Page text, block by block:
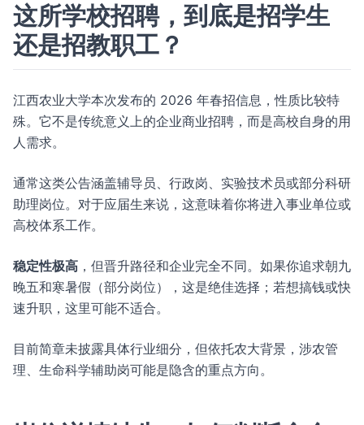
这所学校招聘，到底是招学生
还是招教职工？
江西农业大学本次发布的 2026 年春招信息，性质比较特
殊。它不是传统意义上的企业商业招聘，而是高校自身的用
人需求。
通常这类公告涵盖辅导员、行政岗、实验技术员或部分科研
助理岗位。对于应届生来说，这意味着你将进入事业单位或
高校体系工作。
稳定性极高 ，但晋升路径和企业完全不同。如果你追求朝九
晚五和寒暑假（部分岗位），这是绝佳选择；若想搞钱或快
速升职，这里可能不适合。
目前简章未披露具体行业细分，但依托农大背景，涉农管
理、生命科学辅助岗可能是隐含的重点方向。